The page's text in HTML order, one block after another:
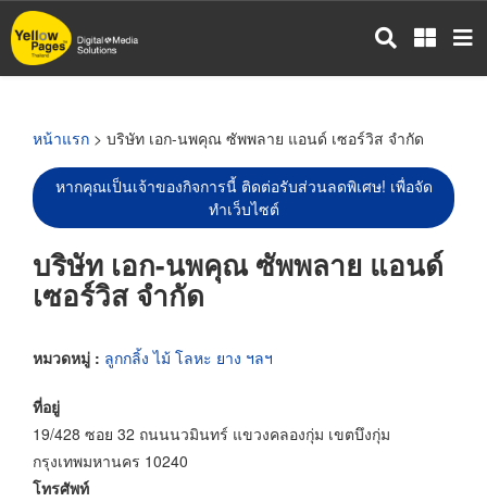
ข้าม
ไป
หน้าแรก > บริษัท เอก-นพคุณ ซัพพลาย แอนด์ เซอร์วิส จำกัด
หากคุณเป็นเจ้าของกิจการนี้ ติดต่อรับส่วนลดพิเศษ! เพื่อจัด
ทำเว็บไซต์
บริษัท เอก-นพคุณ ซัพพลาย แอนด์
เซอร์วิส จำกัด
หมวดหมู่ : ลูกกลิ้ง ไม้ โลหะ ยาง ฯลฯ
ที่อยู่
19/428 ซอย 32 ถนนนวมินทร์ แขวงคลองกุ่ม เขตบึงกุ่ม
กรุงเทพมหานคร 10240
โทรศัพท์